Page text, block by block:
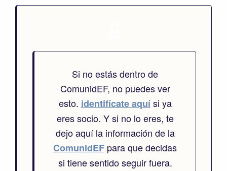
Si no estás dentro de
ComunidEF, no puedes ver
esto. identifícate aquísi ya
eres socio. Y si no lo eres, te
dejo aquí la información de la
ComunidEF para que decidas
si tiene sentido seguir fuera.